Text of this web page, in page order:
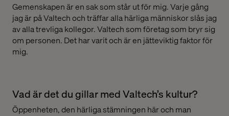
Gemenskapen är en sak som står ut för mig. Varje gång
jag är på Valtech och träffar alla härliga människor slås jag
av alla trevliga kollegor. Valtech som företag som bryr sig
om personen. Det har varit och är en jätteviktig faktor för
mig.
Vad är det du gillar med Valtech’s kultur?
Öppenheten, den härliga stämningen här och man